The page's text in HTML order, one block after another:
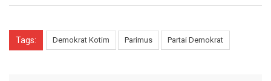
Tags: Demokrat Kotim Parimus Partai Demokrat